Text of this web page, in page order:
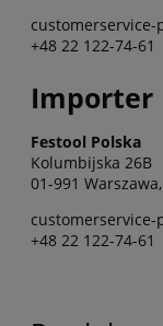
customerservice-
+48 22 122-74-61
Importer
Festool Polska
Kolumbijska 26B
01-991
customerservice-
+48 22 122-74-61